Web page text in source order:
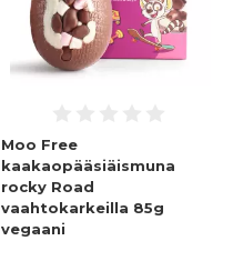
Moo Free
kaakaopääsiäismuna
rocky Road
vaahtokarkeilla 85g
vegaani